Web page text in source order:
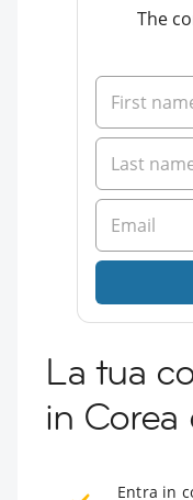
The
La tua
in
Entra in